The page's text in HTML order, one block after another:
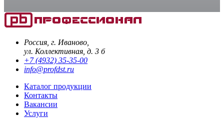
Россия, г. Иваново,
ул. Коллективная, д. 3 б
+7 (4932) 35-35-00
info@profdst.ru
Каталог продукции
Контакты
Вакансии
Услуги